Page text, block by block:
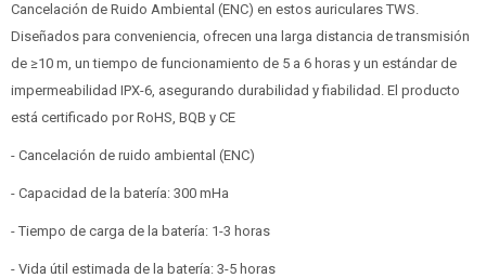
Cancelación de Ruido Ambiental (ENC) en estos auriculares TWS.
Diseñados para conveniencia, ofrecen una larga distancia de transmisión
de ≥10 m, un tiempo de funcionamiento de 5 a 6 horas y un estándar de
impermeabilidad IPX-6, asegurando durabilidad y fiabilidad. El producto
está certificado por RoHS, BQB y CE
- Cancelación de ruido ambiental (ENC)
- Capacidad de la batería: 300 mHa
- Tiempo de carga de la batería: 1-3 horas
- Vida útil estimada de la batería: 3-5 horas